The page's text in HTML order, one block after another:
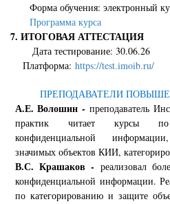
Форма обучения: электронный
Программа курса
7. ИТОГОВАЯ АТТЕСТАЦИЯ
Дата тестирование: 30.06.26
Платформа: https://test.imoib.ru/
ПРЕПОДАВАТЕЛИ
А.Е. Волошин -преподаватель
практик читает курсы по
конфиденциальной
значимых объектов КИИ,
В.С. Крашаков - реализовал
конфиденциальной информации.
по категорированию и защите